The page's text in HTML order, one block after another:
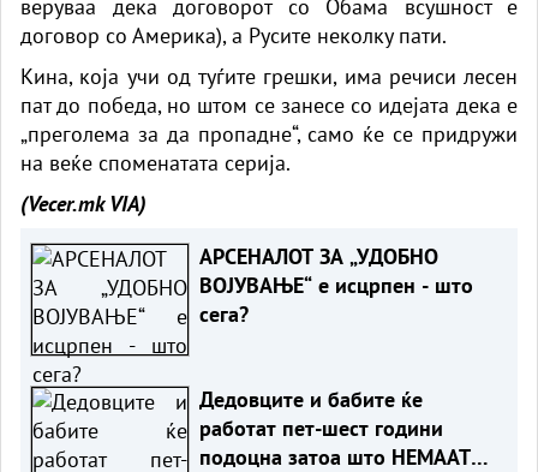
веруваа дека договорот со Обама всушност е
договор со Америка), а Русите неколку пати.
Кина, која учи од туѓите грешки, има речиси лесен
пат до победа, но штом се занесе со идејата дека е
„преголема за да пропадне“, само ќе се придружи
на веќе споменатата серија.
(Vecer.mkVIA)
АРСЕНАЛОТ ЗА „УДОБНО
ВОЈУВАЊЕ“ е исцрпен - што
сега?
Дедовците и бабите ќе
работат пет-шест години
подоцна затоа што НЕМААТ